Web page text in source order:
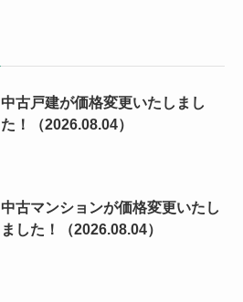
中古戸建が価格変更いたしまし
た！（2026.08.04）
中古マンションが価格変更いたし
ました！（2026.08.04）